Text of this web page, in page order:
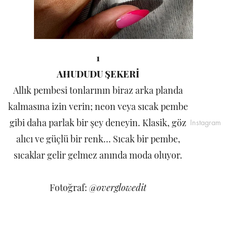
1
AHUDUDU ŞEKERİ
Allık pembesi tonlarının biraz arka planda
kalmasına izin verin; neon veya sıcak pembe
gibi daha parlak bir şey deneyin. Klasik, göz
alıcı ve güçlü bir renk… Sıcak bir pembe,
sıcaklar gelir gelmez anında moda oluyor.
Fotoğraf: @overglowedit
Instagram